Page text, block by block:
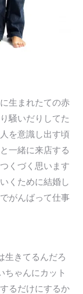
生まれたての赤
騒いだりしてた
を意識し出す頃
一緒に来店する
くづく思います
くために結婚し
がんばって仕事
生きてるんだろ
ちゃんにカット
るだけにするか